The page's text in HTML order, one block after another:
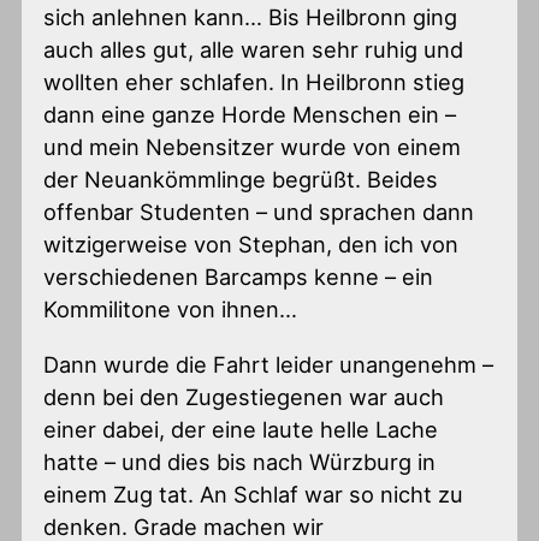
sich anlehnen kann… Bis Heilbronn ging
auch alles gut, alle waren sehr ruhig und
wollten eher schlafen. In Heilbronn stieg
dann eine ganze Horde Menschen ein –
und mein Nebensitzer wurde von einem
der Neuankömmlinge begrüßt. Beides
offenbar Studenten – und sprachen dann
witzigerweise von Stephan, den ich von
verschiedenen Barcamps kenne – ein
Kommilitone von ihnen…
Dann wurde die Fahrt leider unangenehm –
denn bei den Zugestiegenen war auch
einer dabei, der eine laute helle Lache
hatte – und dies bis nach Würzburg in
einem Zug tat. An Schlaf war so nicht zu
denken. Grade machen wir